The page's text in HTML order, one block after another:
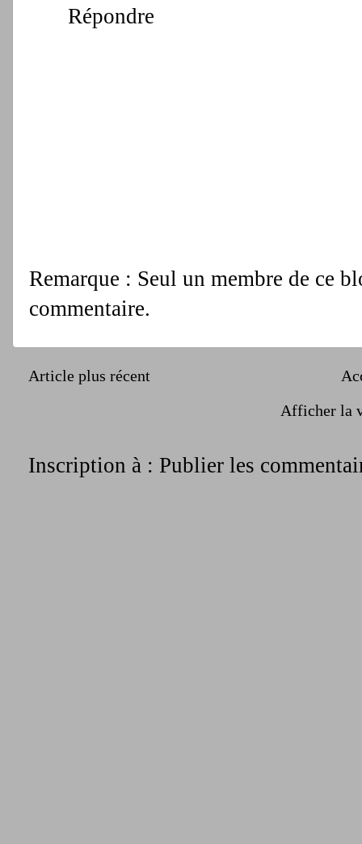
Répondre
Remarque : Seul un membre de ce
commentaire.
Article plus récent
Afficher la
Inscription à : Publier les